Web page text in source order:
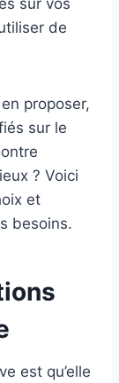
sur vos
de
proposer,
sur le
? Voici
et
besoins.
est qu’elle